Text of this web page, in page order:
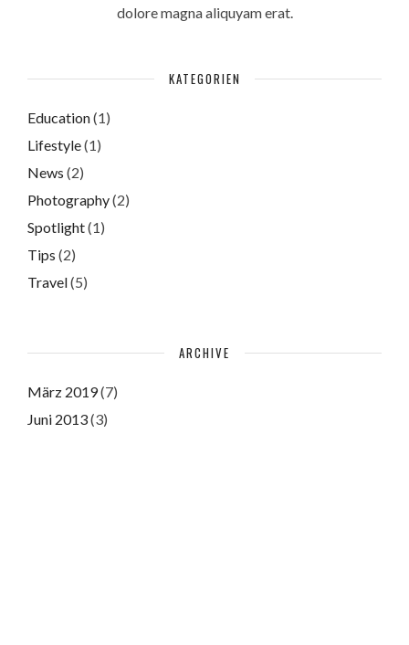
dolore magna aliquyam erat.
KATEGORIEN
Education(1)
Lifestyle(1)
News (2)
Photography(2)
Spotlight(1)
Tips (2)
Travel(5)
ARCHIVE
März 2019(7)
Juni 2013(3)